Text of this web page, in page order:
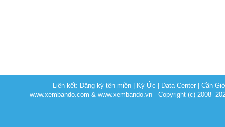
Liên kết:Đăng ký tên miền Ký Ức Data Center |Cần
www.xembando.com & www.xembando.vn - Copyright (c) 2008-